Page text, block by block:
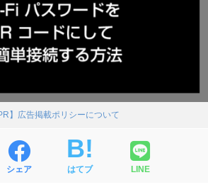
】広告掲載ポリシーについて
シェア はてブ LINE